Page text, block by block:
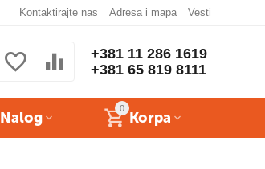
Kontaktirajte nas Adresa i mapa Vesti
+381 11 286 1619
+381 65 819 8111
0
Korpa
Nalog